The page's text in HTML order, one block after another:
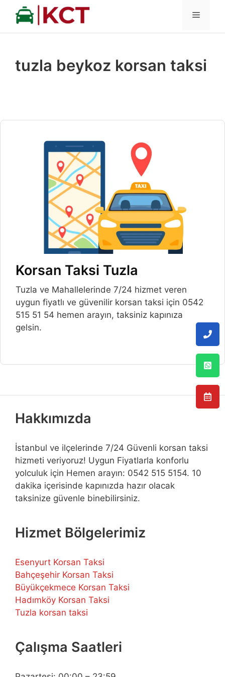
İçeriğe
MENÜ
tuzla beykoz korsan taksi
Korsan Taksi Tuzla
Tuzla ve Mahallelerinde 7/24 hizmet veren
uygun fiyatlı ve güvenilir korsan taksi için 0542
515 51 54 hemen arayın, taksiniz kapınıza
gelsin.
Hakkımızda
İstanbul ve ilçelerinde 7/24 Güvenli korsan taksi
hizmeti veriyoruz! Uygun Fiyatlarla konforlu
yolculuk için Hemen arayın: 0542 515 5154. 10
dakika içerisinde kapınızda hazır olacak
taksinize güvenle binebilirsiniz.
Hizmet Bölgelerimiz
Esenyurt Korsan Taksi
Bahçeşehir Korsan Taksi
Büyükçekmece Korsan Taksi
Hadımköy Korsan Taksi
Tuzla korsan taksi
Çalışma Saatleri